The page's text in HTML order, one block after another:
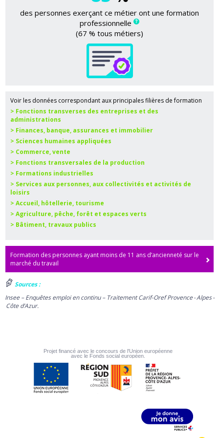
des personnes exerçant ce métier ont une formation
professionnelle
(67 % tous métiers)
Voir les données correspondant aux principales filières de formation
> Fonctions transverses des entreprises et des
administrations
> Finances, banque, assurances et immobilier
> Sciences humaines appliquées
> Commerce, vente
> Fonctions transversales de la production
> Formations industrielles
> Services aux personnes, aux collectivités et activités de
loisirs
> Accueil, hôtellerie, tourisme
> Agriculture, pêche, forêt et espaces verts
> Bâtiment, travaux publics
Formation des personnes ayant moins de 11 ans d’ancienneté sur le
marché du travail
Sources :
Insee – Enquêtes emploi en continu – Traitement Carif-Oref Provence - Alpes -
Côte d’Azur.
Projet financé avec le concours de l'Union européenne
avec le Fonds social européen.